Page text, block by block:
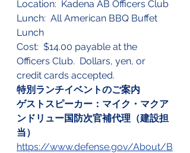
Location:  Kadena AB Officers Club
Lunch:  All American BBQ Buffet
Lunch
Cost:  $14.00 payable at the
Officers Club.  Dollars, yen, or
credit cards accepted.
特別ランチイベントのご案内
ゲストスピーカー：マイク・マクア
ンドリュー国防次官補代理（建設担
当）
https://www.defense.gov/About/B